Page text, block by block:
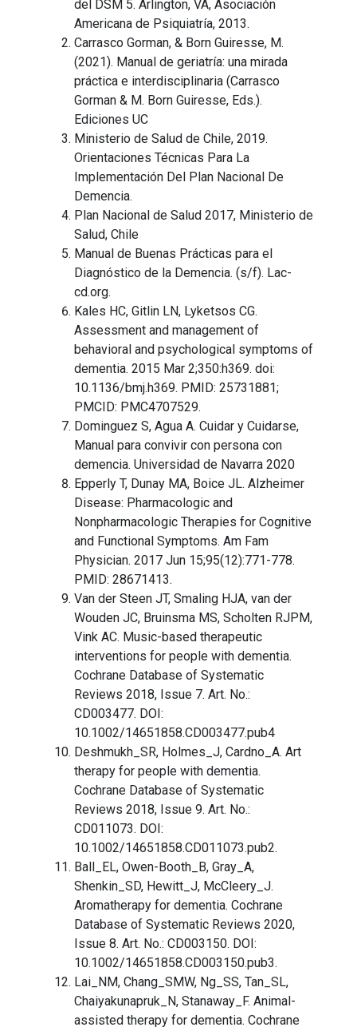
del DSM 5. Arlington, VA, Asociación
Americana de Psiquiatría, 2013.
Carrasco Gorman, & Born Guiresse, M.
(2021). Manual de geriatría: una mirada
práctica e interdisciplinaria (Carrasco
Gorman & M. Born Guiresse, Eds.).
Ediciones UC
Ministerio de Salud de Chile, 2019.
Orientaciones Técnicas Para La
Implementación Del Plan Nacional De
Demencia.
Plan Nacional de Salud 2017, Ministerio de
Salud, Chile
Manual de Buenas Prácticas para el
Diagnóstico de la Demencia. (s/f). Lac-
cd.org.
Kales HC, Gitlin LN, Lyketsos CG.
Assessment and management of
behavioral and psychological symptoms of
dementia. 2015 Mar 2;350:h369. doi:
10.1136/bmj.h369. PMID: 25731881;
PMCID: PMC4707529.
Dominguez S, Agua A. Cuidar y Cuidarse,
Manual para convivir con persona con
demencia. Universidad de Navarra 2020
Epperly T, Dunay MA, Boice JL. Alzheimer
Disease: Pharmacologic and
Nonpharmacologic Therapies for Cognitive
and Functional Symptoms. Am Fam
Physician. 2017 Jun 15;95(12):771-778.
PMID: 28671413.
Van der Steen JT, Smaling HJA, van der
Wouden JC, Bruinsma MS, Scholten RJPM,
Vink AC. Music-based therapeutic
interventions for people with dementia.
Cochrane Database of Systematic
Reviews 2018, Issue 7. Art. No.:
CD003477. DOI:
10.1002/14651858.CD003477.pub4
Deshmukh_SR, Holmes_J, Cardno_A. Art
therapy for people with dementia.
Cochrane Database of Systematic
Reviews 2018, Issue 9. Art. No.:
CD011073. DOI:
10.1002/14651858.CD011073.pub2.
Ball_EL, Owen-Booth_B, Gray_A,
Shenkin_SD, Hewitt_J, McCleery_J.
Aromatherapy for dementia. Cochrane
Database of Systematic Reviews 2020,
Issue 8. Art. No.: CD003150. DOI:
10.1002/14651858.CD003150.pub3.
Lai_NM, Chang_SMW, Ng_SS, Tan_SL,
Chaiyakunapruk_N, Stanaway_F. Animal-
assisted therapy for dementia. Cochrane